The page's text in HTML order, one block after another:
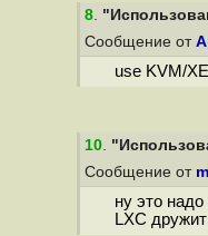
8.
Сообщение от
use KVM/
10.
Сообщение от
ну это
LXC